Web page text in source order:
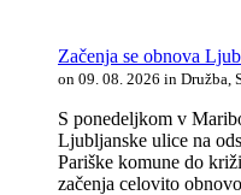
Začenja se obnova
on 09. 08. 2026 in Družba,
S ponedeljkom v
Ljubljanske ulice na
Pariške komune do
začenja celovito